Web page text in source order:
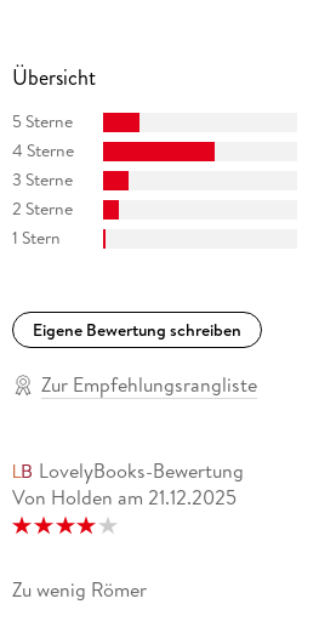
Marsu Kids .
Übersicht
5 Sterne
4 Sterne
3 Sterne
2 Sterne
1 Stern
Eigene Bewertung schreiben
Zur Empfehlungsrangliste
LovelyBooks-Bewertung
Von Holden am 21.12.2025
Zu wenig Römer